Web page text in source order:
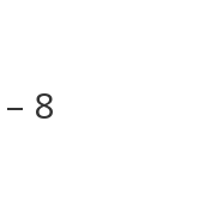
8